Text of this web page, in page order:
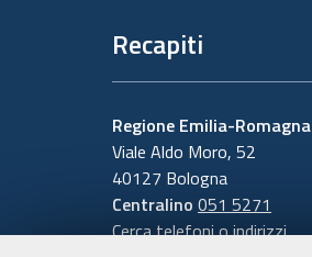
Recapiti
Regione Emilia-Romagna
Viale Aldo Moro, 52
40127 Bologna
Centralino 051 5271
Cerca telefoni o indirizzi